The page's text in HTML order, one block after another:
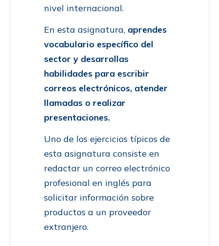
nivel internacional.
En esta asignatura, aprendes
vocabulario específico del
sector y desarrollas
habilidades para escribir
correos electrónicos, atender
llamadas o realizar
presentaciones.
Uno de los ejercicios típicos de
esta asignatura consiste en
redactar un correo electrónico
profesional en inglés para
solicitar información sobre
productos a un proveedor
extranjero.